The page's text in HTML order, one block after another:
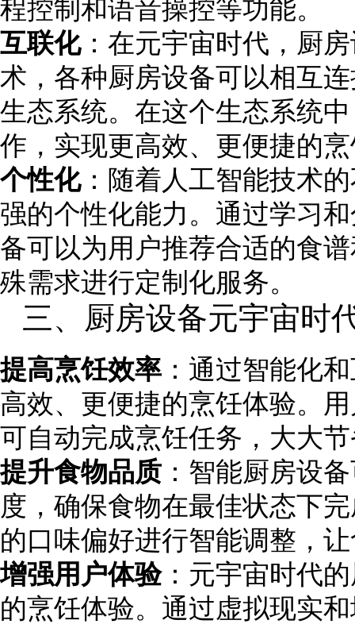
程控制和语音操控等功能。
互联化：在元宇宙时代，厨
术，各种厨房设备可以相互
生态系统。在这个生态系统
作，实现更高效、更便捷的
个性化：随着人工智能技术
强的个性化能力。通过学习
备可以为用户推荐合适的食
殊需求进行定制化服务。
三、厨房设备元宇宙时
提高烹饪效率 ：通过智能化
高效、更便捷的烹饪体验。
可自动完成烹饪任务，大大
提升食物品质 ：智能厨房设
度，确保食物在最佳状态下
的口味偏好进行智能调整，
增强用户体验：元宇宙时代
的烹饪体验。通过虚拟现实